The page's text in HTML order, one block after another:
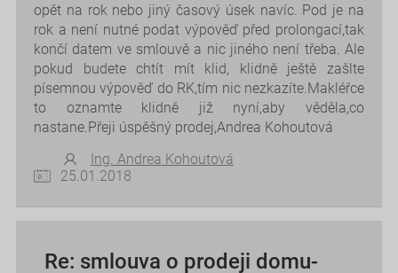
opět na rok nebo jiný časový úsek navíc. Pod je na
rok a není nutné podat výpověď před prolongací,tak
končí datem ve smlouvě a nic jiného není třeba. Ale
pokud budete chtít mít klid, klidně ještě zašlte
písemnou výpověď do RK,tím nic nezkazíte.Makléřce
to oznamte klidně již nyní,aby věděla,co
nastane.Přeji úspěšný prodej,Andrea Kohoutová
Ing. Andrea Kohoutová
25.01.2018
Re: smlouva o prodeji domu-